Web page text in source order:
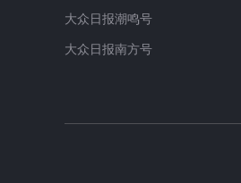
大众日报潮鸣号
大众日报南方号